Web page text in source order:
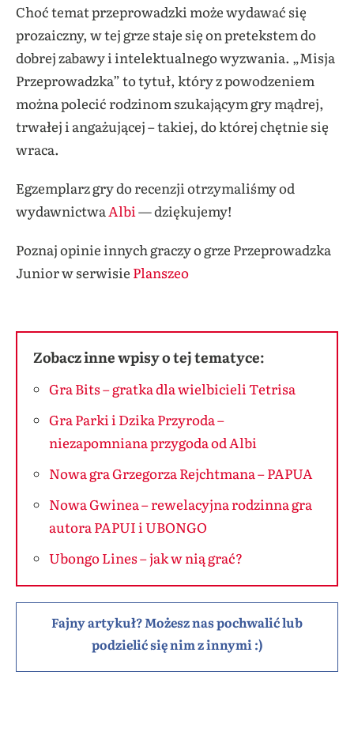
Choć temat przeprowadzki może wydawać się
prozaiczny, w tej grze staje się on pretekstem do
dobrej zabawy i intelektualnego wyzwania. „Misja
Przeprowadzka” to tytuł, który z powodzeniem
można polecić rodzinom szukającym gry mądrej,
trwałej i angażującej – takiej, do której chętnie się
wraca.
Egzemplarz gry do recenzji otrzymaliśmy od
wydawnictwa Albi — dziękujemy!
Poznaj opinie innych graczy o grze Przeprowadzka
Junior w serwisie Planszeo
Zobacz inne wpisy o tej tematyce:
Gra Bits – gratka dla wielbicieli Tetrisa
Gra Parki i Dzika Przyroda –
niezapomniana przygoda od Albi
Nowa gra Grzegorza Rejchtmana – PAPUA
Nowa Gwinea – rewelacyjna rodzinna gra
autora PAPUI i UBONGO
Ubongo Lines – jak w nią grać?
Fajny artykuł? Możesz nas pochwalić lub
podzielić się nim z innymi :)